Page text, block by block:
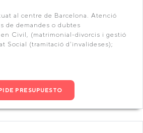
al centre de Barcelona. Atenció
de demandes o dubtes
Civil, (matrimonial-divorcis i gestió
Social (tramitació d'invalideses);
PRESUPUESTO